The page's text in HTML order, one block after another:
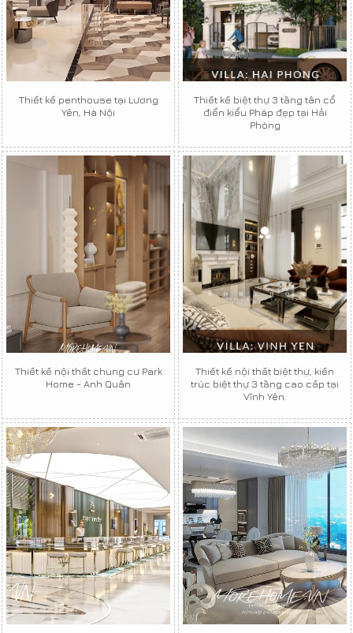
Thiết kế penthouse tại Lương
Yên, Hà Nội
Thiết kế biệt thự 3 tầng tân cổ
điển kiểu Pháp đẹp tại Hải
Phòng
Thiết kế nội thất chung cư Park
Home - Anh Quân
Thiết kế nội thất biệt thự, kiến
trúc biệt thự 3 tầng cao cấp tại
Vĩnh Yên.